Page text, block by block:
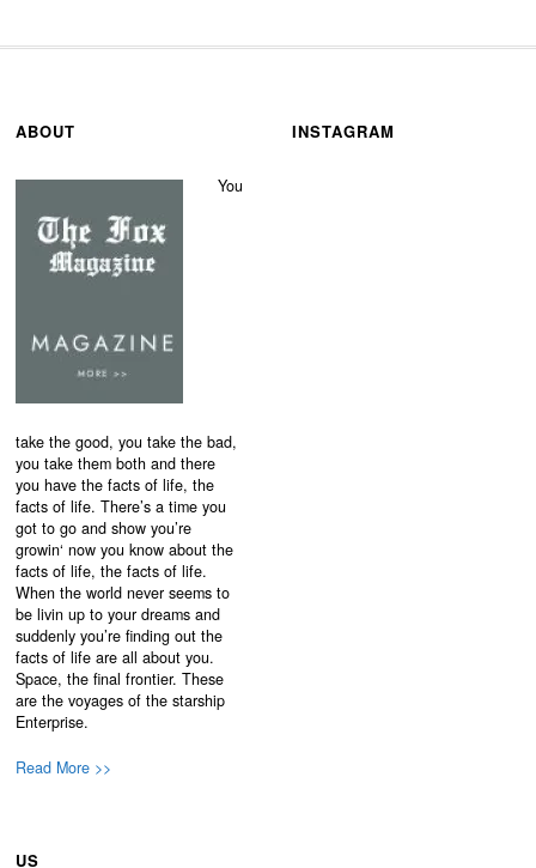
ABOUT
You
take the good, you take the bad,
you take them both and there
you have the facts of life, the
facts of life. There’s a time you
got to go and show you’re
growin‘ now you know about the
facts of life, the facts of life.
When the world never seems to
be livin up to your dreams and
suddenly you’re finding out the
facts of life are all about you.
Space, the final frontier. These
are the voyages of the starship
Enterprise.
Read More >>
INSTAGRAM
US